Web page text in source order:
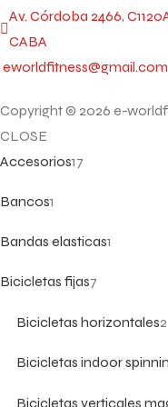
Av. Córdoba 2466,
CABA
eworldfitness@gmail.com
Copyright © 2026 e-
CLOSE
Accesorios17
Bancos1
Bandas elasticas1
Bicicletas fijas7
Bicicletas horizontales2
Bicicletas indoor
Bicicletas verticales